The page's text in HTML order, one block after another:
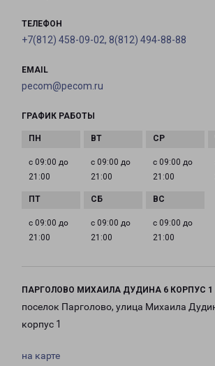
ТЕЛЕФОН
+7(812) 458-09-02, 8(812) 494-88-88
EMAIL
pecom@pecom.ru
ГРАФИК РАБОТЫ
с 09:00 до
21:00
с 09:00 до
21:00
с 09:00 до
21:00
с 09:00 до
21:00
с 09:00 до
21:00
с 09:00 до
21:00
ПАРГОЛОВО МИХАИЛА ДУДИНА 6 КОРПУС 1
поселок Парголово, улица Михаила
корпус 1
на карте